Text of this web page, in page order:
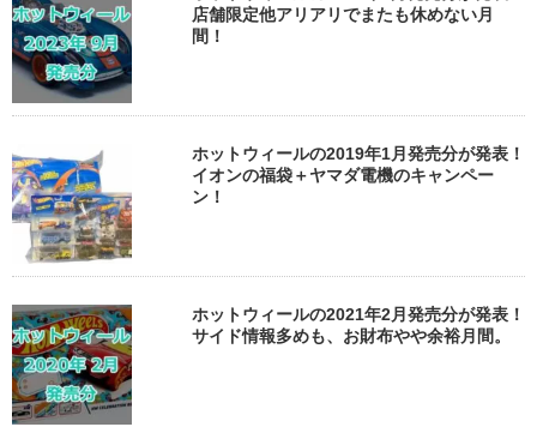
店舗限定他アリアリでまたも休めない月
間！
ホットウィールの2019年1月発売分が発表！
イオンの福袋＋ヤマダ電機のキャンペー
ン！
ホットウィールの2021年2月発売分が発表！
サイド情報多めも、お財布やや余裕月間。